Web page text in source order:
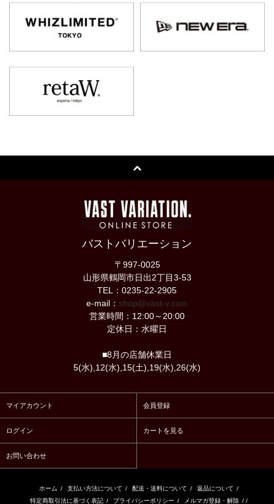
バストバリエーション
〒997-0025
山形県鶴岡市日出2丁目3-53
TEL：0235-22-2905
e-mail： shop@vast-v.com
営業時間：12:00～20:00
定休日：水曜日
■8月の店舗休業日
5(水),12(水),15(土),19(水),26(水)
マイアカウント 会員登録
ログイン カートを見る
お問い合わせ
ホーム / 支払い方法について / 配送・送料について / 返品について /
特定商取引法に基づく表記 / プライバシーポリシー / メルマガ登録・解除 / /